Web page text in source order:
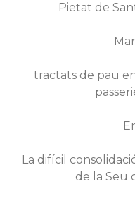
Pietat de
tractats de pau
La difícil
de la Seu